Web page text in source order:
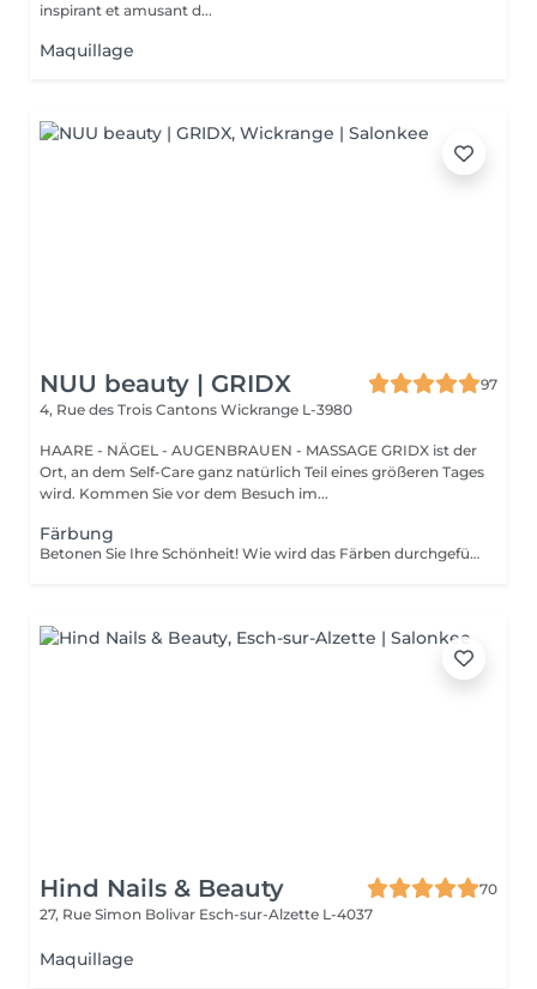
inspirant et amusant d...
Maquillage
NUU beauty | GRIDX
97
4, Rue des Trois Cantons Wickrange L-3980
HAARE - NÄGEL - AUGENBRAUEN - MASSAGE GRIDX ist der
Ort, an dem Self-Care ganz natürlich Teil eines größeren Tages
wird. Kommen Sie vor dem Besuch im...
Färbung
Betonen Sie Ihre Schönheit! Wie wird das Färben durchgeführt? - Farbe oder Henna wird aufgetragen und 5 Minuten lang belassen. - Überschüssige Farbe wird entfernt. - Antiseptikum und Creme werden aufgetragen. Altersbeschränkungen: empfohlenes Alter ab 14 Jahren. Empfehlungen nach dem Eingriff: Augenbrauen 12 Stunden lang nicht waschen und kein Make-up auftragen. Häufigkeit: einmal in 3 Wochen.
Hind Nails & Beauty
70
27, Rue Simon Bolivar Esch-sur-Alzette L-4037
Maquillage